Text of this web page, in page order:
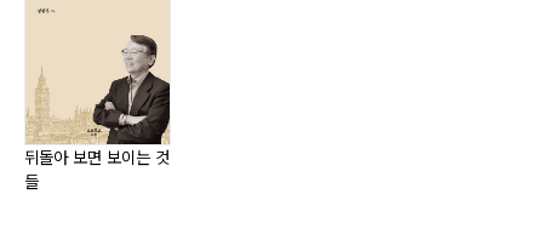
군입대_66
제4부 사회에 진출하다
해운 회사 입사_74
첫 해외 출장_79
뒤돌아 보면 보이는 것
들